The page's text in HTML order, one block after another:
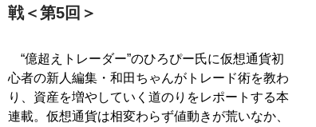
戦＜第5回＞
“億超えトレーダー”のひろぴー氏に仮想通貨初
心者の新人編集・和田ちゃんがトレード術を教わ
り、資産を増やしていく道のりをレポートする本
連載。仮想通貨は相変わらず値動きが荒いなか、